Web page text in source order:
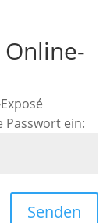
Passwort ein:
Senden